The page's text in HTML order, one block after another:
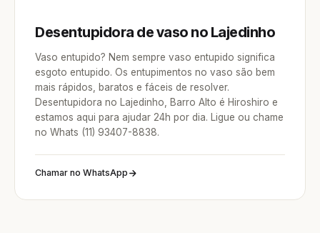
Desentupidora de vaso no Lajedinho
Vaso entupido? Nem sempre vaso entupido significa
esgoto entupido. Os entupimentos no vaso são bem
mais rápidos, baratos e fáceis de resolver.
Desentupidora no Lajedinho, Barro Alto é Hiroshiro e
estamos aqui para ajudar 24h por dia. Ligue ou chame
no Whats (11) 93407-8838.
Chamar no WhatsApp